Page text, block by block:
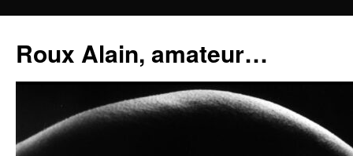
contenu
Roux Alain, amateur…